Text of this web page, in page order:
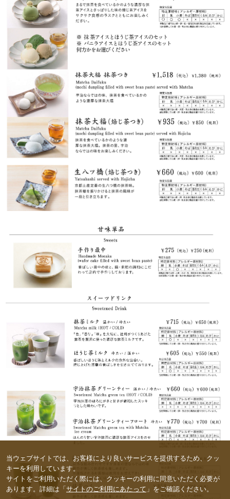
当ウェブサイトでは、お客様により良いサービスを提供するため、クッ
キーを利用しています。
サイトをご利用いただく際には、クッキーの利用に同意いただく必要が
あります。詳細は「 サイトのご利用にあたって 」をご確認ください。